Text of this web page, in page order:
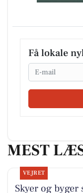
Få lokale
Email
MEST
VEJRET
Skyer og